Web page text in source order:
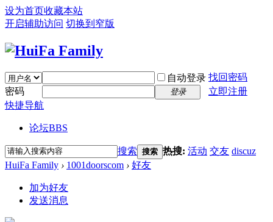
设为首页收藏本站
开启辅助访问 切换到窄版
自动登录 找回密码
密码
登录
立即注册
快捷导航
论坛BBS
搜索 搜索 热搜: 活动 交友 discuz
HuiFa Family › 1001doorscom › 好友
加为好友
发送消息